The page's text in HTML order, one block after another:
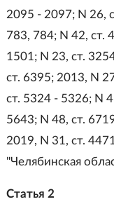
2095 - 2097; N 26,
783, 784; N 42, ст.
1501; N 23, ст.
ст. 6395; 2013, N
ст. 5324 - 5326; N
5643; N 48, ст.
2019, N 31, ст.
"Челябинская
Статья 2